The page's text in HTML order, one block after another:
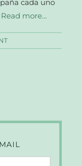
cada uno
Read more…